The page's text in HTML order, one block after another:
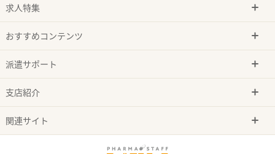
求人特集
おすすめコンテンツ
派遣サポート
支店紹介
関連サイト